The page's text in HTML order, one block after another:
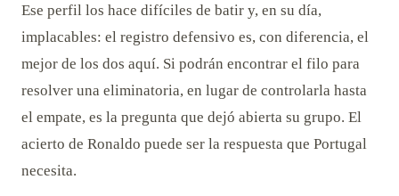
Ese perfil los hace difíciles de batir y, en su día,
implacables: el registro defensivo es, con diferencia, el
mejor de los dos aquí. Si podrán encontrar el filo para
resolver una eliminatoria, en lugar de controlarla hasta
el empate, es la pregunta que dejó abierta su grupo. El
acierto de Ronaldo puede ser la respuesta que Portugal
necesita.